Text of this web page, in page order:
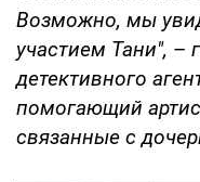
Возможно, мы
участием Тани", –
детективного
помогающий
связанные с